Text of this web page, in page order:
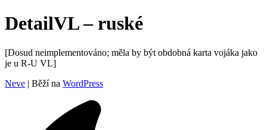
DetailVL – ruské
[Dosud neimplementováno; měla by být obdobná karta vojáka jako
je u R-U VL]
Neve | Běží na WordPress